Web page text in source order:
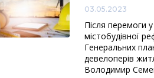
03.05.2023
Після перемоги у
містобудівної
Генеральних
девелоперів
Володимир